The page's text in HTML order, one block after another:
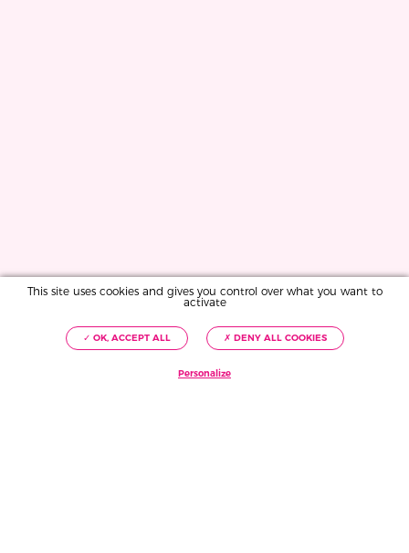
This site uses cookies and gives you control over what you want to
activate
✓ OK, ACCEPT ALL ✗ DENY ALL COOKIES
Personalize